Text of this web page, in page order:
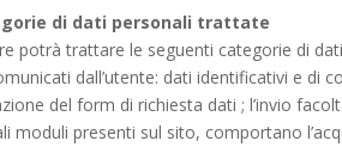
di dati personali trattate
potrà trattare le seguenti categorie di
dall’utente: dati identificativi e
del form di richiesta dati ; l’invio
moduli presenti sul sito, comportano